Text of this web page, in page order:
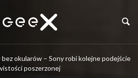
bez okularów – Sony robi kolejne podejście
poszerzonej